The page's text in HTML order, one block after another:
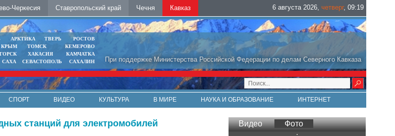
Черкесия Ставропольский край Чечня Кавказ 6 августа 2026, четверг, 09:19
При поддержке Министерства Российской Федерации по делам Северного Кавказа
АРКТИКА ТВЕРЬ
РОСТОВ
КРЫМ ТОМСК
КЕМЕРОВО
ХАКАСИЯ
КАМЧАТКА
САХА СЕВАСТОПОЛЬ САХАЛИН
СПОРТ ВИДЕО КУЛЬТУРА В МИРЕ НАУКА И ОБРАЗОВАНИЕ
ИНТЕРНЕТ
станций для электромобилей Видео Фото